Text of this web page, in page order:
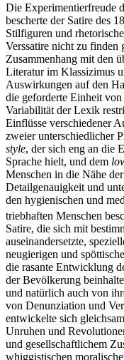
Die Experimentierfreude
bescherte der Satire des
Stilfiguren und
Verssatire nicht zu finden
Zusammenhang mit den
Literatur im Klassizimus
Auswirkungen auf den
die geforderte Einheit
Variabilität der Lexik
Einflüsse verschiedener
zweier unterschiedlicher
style, der sich eng an die
Sprache hielt, und dem
Menschen in die Nähe
Detailgenauigkeit und
den hygienischen und
triebhaften Menschen
Satire, die sich mit
auseinandersetzte,
neugierigen und
die rasante Entwicklung
der Bevölkerung
und natürlich auch von
von Denunziation und
entwickelte sich
Unruhen und
und gesellschaftlichem
whiggistischen